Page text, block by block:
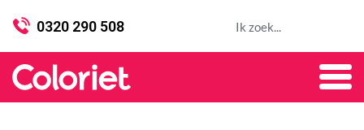
0320 290 508